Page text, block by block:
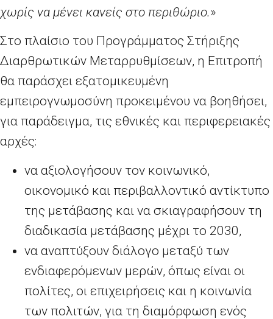
χωρίς να μένει κανείς στο περιθώριο.»
Στο πλαίσιο του Προγράμματος Στήριξης
Διαρθρωτικών Μεταρρυθμίσεων, η Επιτροπή
θα παράσχει εξατομικευμένη
εμπειρογνωμοσύνη προκειμένου να βοηθήσει,
για παράδειγμα, τις εθνικές και περιφερειακές
αρχές:
να αξιολογήσουν τον κοινωνικό,
οικονομικό και περιβαλλοντικό αντίκτυπο
της μετάβασης και να σκιαγραφήσουν τη
διαδικασία μετάβασης μέχρι το 2030,
να αναπτύξουν διάλογο μεταξύ των
ενδιαφερόμενων μερών, όπως είναι οι
πολίτες, οι επιχειρήσεις και η κοινωνία
των πολιτών, για τη διαμόρφωση ενός